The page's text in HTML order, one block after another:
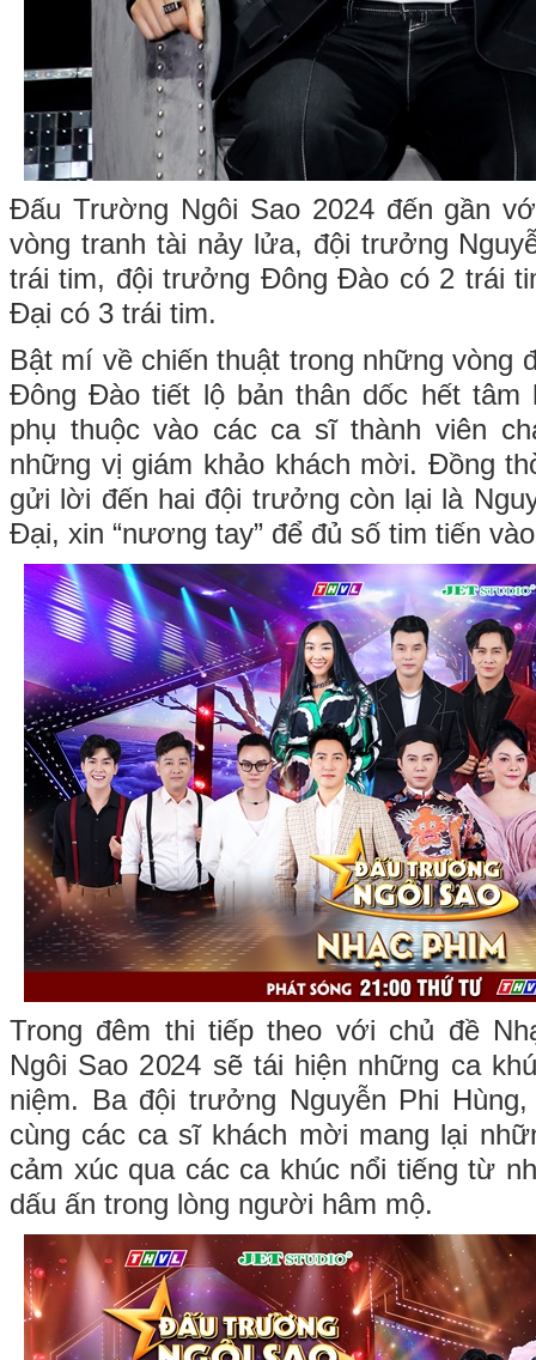
Đấu Trường Ngôi Sao 2024 đến gần
vòng tranh tài nảy lửa, đội trưởng
trái tim, đội trưởng Đông Đào có 2 trái
Đại có 3 trái tim.
Bật mí về chiến thuật trong những vòng
Đông Đào tiết lộ bản thân dốc hết tâm
phụ thuộc vào các ca sĩ thành viên
những vị giám khảo khách mời. Đồng
gửi lời đến hai đội trưởng còn lại là
Đại, xin “nương tay” để đủ số tim tiến
Trong đêm thi tiếp theo với chủ đề
Ngôi Sao 2024 sẽ tái hiện những ca
niệm. Ba đội trưởng Nguyễn Phi
cùng các ca sĩ khách mời mang lại
cảm xúc qua các ca khúc nổi tiếng từ
dấu ấn trong lòng người hâm mộ.